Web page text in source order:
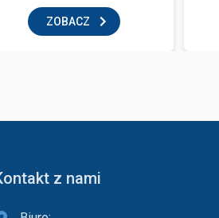
ZOBACZ
z nami